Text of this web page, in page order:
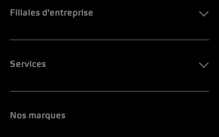
Filiales d'entreprise
Services
Nos marques